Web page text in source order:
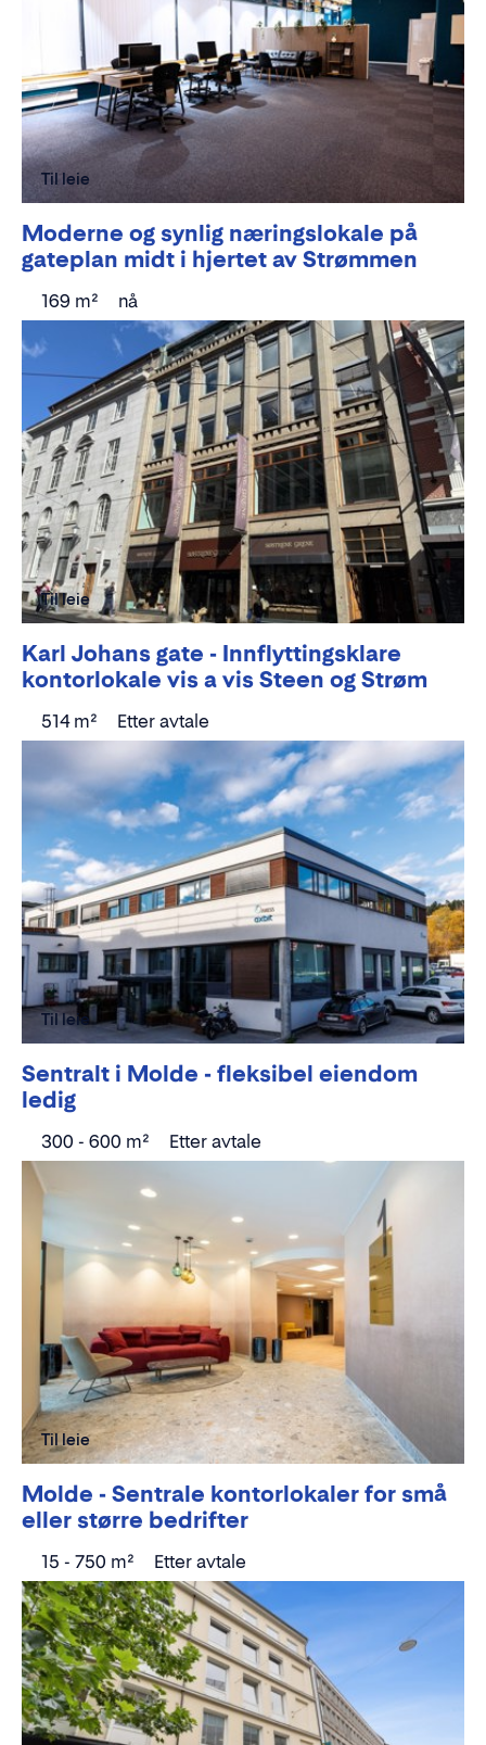
Moderne og synlig næringslokale på
gateplan midt i hjertet av Strømmen
169 m² nå
Til leie
Karl Johans gate - Innflyttingsklare
kontorlokale vis a vis Steen og Strøm
514 m² Etter avtale
Til leie
Sentralt i Molde - fleksibel eiendom
ledig
300 - 600 m² Etter avtale
Til leie
Molde - Sentrale kontorlokaler for små
eller større bedrifter
15 - 750 m² Etter avtale
Til leie